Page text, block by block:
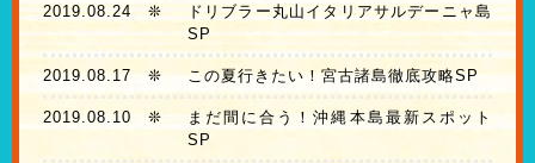
2019.08.24 ❊
ドリブラー丸山イタリアサルデーニャ島
SP
2019.08.17❊ この夏行きたい！宮古諸島徹底攻略SP
2019.08.10 ❊
まだ間に合う！沖縄本島最新スポット
SP